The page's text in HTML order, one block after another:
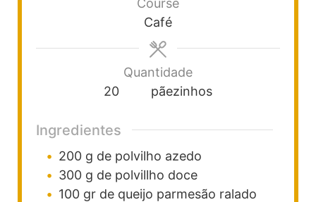
Course
Café
Quantidade
20
pãezinhos
Ingredientes
200 g de polvilho azedo
300 g de polvillho doce
100 gr de queijo parmesão ralado